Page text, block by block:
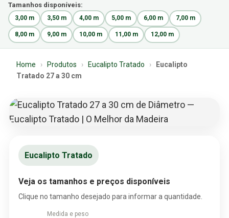
Tamanhos disponíveis:
3,00 m 3,50 m 4,00 m 5,00 m 6,00 m 7,00 m
8,00 m 9,00 m 10,00 m 11,00 m 12,00 m
Home › Produtos › Eucalipto Tratado ›
Eucalipto
Tratado 27 a 30 cm
Eucalipto Tratado
Veja os tamanhos e preços disponíveis
Clique no tamanho desejado para informar a quantidade.
Medida e peso